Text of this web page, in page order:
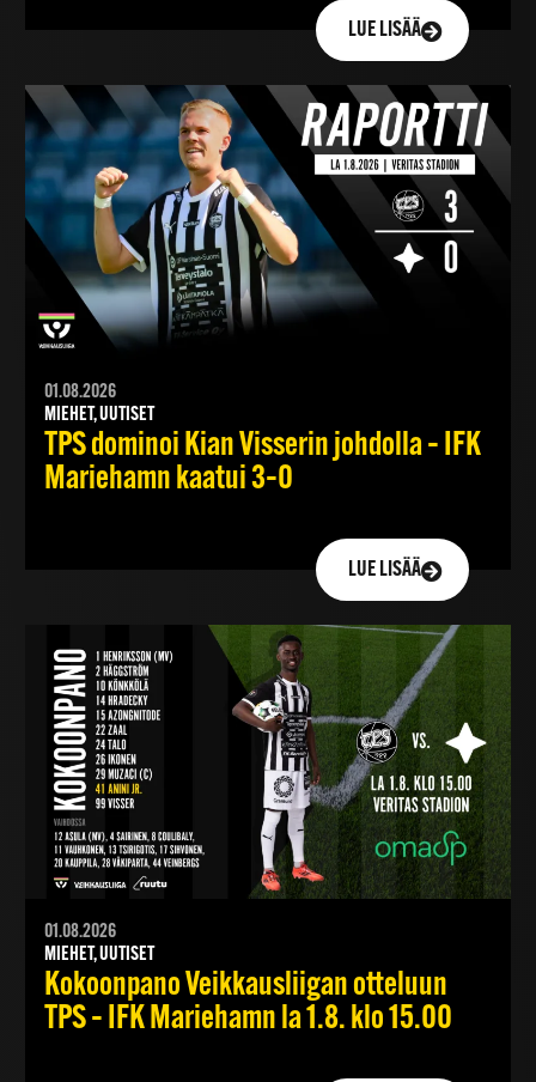
LUE LISÄÄ
01.08.2026
MIEHET, UUTISET
TPS dominoi Kian Visserin johdolla – IFK
Mariehamn kaatui 3–0
LUE LISÄÄ
01.08.2026
MIEHET, UUTISET
Kokoonpano Veikkausliigan otteluun
TPS – IFK Mariehamn la 1.8. klo 15.00